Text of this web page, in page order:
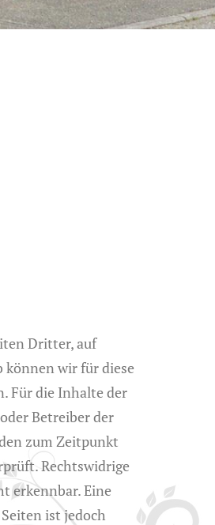
Dritter, auf
können wir für diese
Für die Inhalte der
Betreiber der
zum Zeitpunkt
Rechtswidrige
erkennbar. Eine
ist jedoch